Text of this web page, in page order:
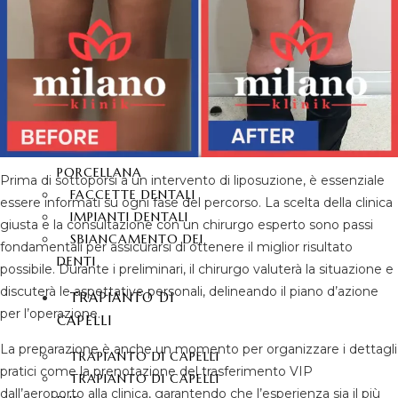
DENTALE
SORRISO
HOLLYWOODIANO
DENTI IN ZIRCONIO
DENTALI LAMINATO
FACCETTE DI
PORCELLANA
FACCETTE DENTALI
IMPIANTI DENTALI
SBIANCAMENTO DEI
DENTI
TRAPIANTO DI
CAPELLI
TRAPIANTO DI CAPELLI
TRAPIANTO DI CAPELLI
Prima di sottoporsi a un intervento di liposuzione, è essenziale
essere informati su ogni fase del percorso. La scelta della clinica
giusta e la consultazione con un chirurgo esperto sono passi
fondamentali per assicurarsi di ottenere il miglior risultato
possibile. Durante i preliminari, il chirurgo valuterà la situazione e
discuterà le aspettative personali, delineando il piano d’azione
per l’operazione.
La preparazione è anche un momento per organizzare i dettagli
pratici come la prenotazione del trasferimento VIP
dall’aeroporto alla clinica, garantendo che l’esperienza sia il più